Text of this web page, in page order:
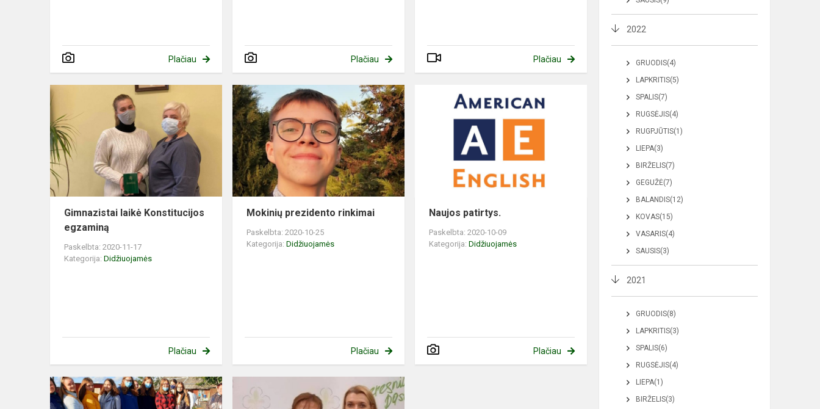
Plačiau Plačiau Plačiau
Gimnazistai laikė Konstitucijos
egzaminą
Paskelbta: 2020-11-17
Kategorija: Didžiuojamės
Plačiau
Mokinių prezidento rinkimai
Paskelbta: 2020-10-25
Kategorija:Didžiuojamės
Plačiau
Naujos patirtys.
Paskelbta: 2020-10-09
Kategorija:Didžiuojamės
Plačiau
2022
GRUODIS(4)
LAPKRITIS(5)
SPALIS(7)
RUGSĖJIS(4)
RUGPJŪTIS(1)
LIEPA(3)
BIRŽELIS(7)
GEGUŽĖ(7)
BALANDIS(12)
KOVAS(15)
VASARIS(4)
SAUSIS(3)
2021
GRUODIS(8)
LAPKRITIS(3)
SPALIS(6)
RUGSĖJIS(4)
LIEPA(1)
BIRŽELIS(3)